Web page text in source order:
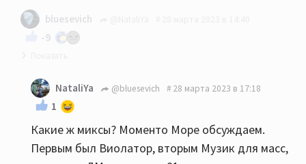
Да и без Винса ДМ стал другим:)) У них так
всегда было - уходят люди и меняется стиль.
Подчас не в лучшую сторону.
bluesevich
-9
Ну если слушать ДМ в "миксах", то конечно музыки
там не будет... Какой первый альбом ДМ вам
понравился?
NataliYa @bluesevich 28 марта 2023 в 17:18
1
Какие ж миксы? Моменто Море обсуждаем.
Первым был Виолатор, вторым Музик для масс,